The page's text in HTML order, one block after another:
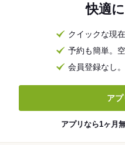
快適
クイックな現
予約も簡単。
会員登録なし
アプ
アプリなら1ヶ月